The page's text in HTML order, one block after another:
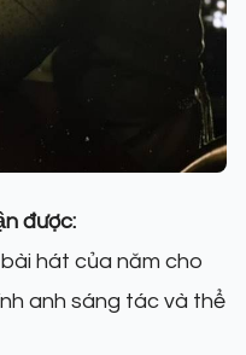
được:
hát của năm cho
anh sáng tác và thể